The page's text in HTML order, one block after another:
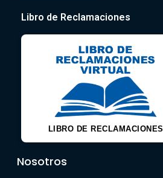
Libro de Reclamaciones
LIBRO DE RECLAMACIONES
Nosotros